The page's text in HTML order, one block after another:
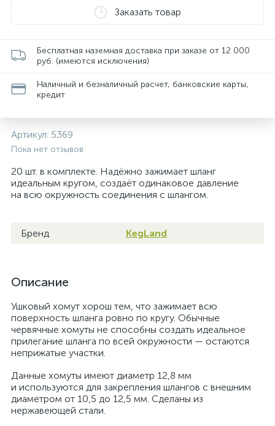
Заказать товар
Бесплатная наземная доставка при заказе от 12 000
руб. (имеются исключения)
Наличный и безналичный расчет, банковские карты,
кредит
Артикул: 5369
Пока нет отзывов
20 шт. в комплекте. Надёжно зажимает шланг
идеальным кругом, создаёт одинаковое давление
на всю окружность соединения с шлангом.
Бренд KegLand
Описание
Ушковый хомут хорош тем, что зажимает всю
поверхность шланга ровно по кругу. Обычные
червячные хомуты не способны создать идеальное
прилегание шланга по всей окружности — остаются
неприжатые участки.
Данные хомуты имеют диаметр 12,8 мм
и используются для закрепления шлангов с внешним
диаметром от 10,5 до 12,5 мм. Сделаны из
нержавеющей стали.